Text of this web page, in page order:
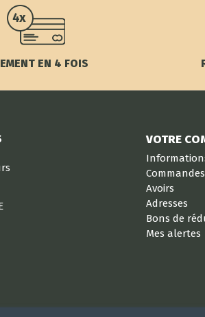
EN 4 FOIS
VOTRE
Commandes
Avoirs
Adresses
Bons de
Mes alertes